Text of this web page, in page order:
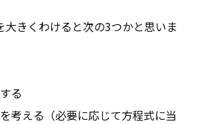
きくわけると次の3つかと思いま
る
考える（必要に応じて方程式に当